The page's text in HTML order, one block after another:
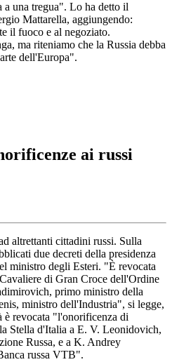
a una tregua". Lo ha detto il
Mattarella, aggiungendo:
il fuoco e al negoziato.
ma riteniamo che la Russia debba
dell'Europa".
ai russi
altrettanti cittadini russi. Sulla
due decreti della presidenza
ministro degli Esteri. "È revocata
di Gran Croce dell'Ordine
primo ministro della
ministro dell'Industria", si legge,
è revocata "l'onorificenza di
Stella d'Italia a E. V. Leonidovich,
Russa, e a K. Andrey
russa VTB".